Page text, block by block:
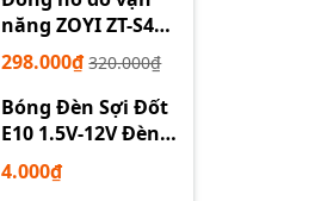
năng ZOYI ZT-S4
tự động
298.000₫ 320.000₫
Bóng Đèn Sợi Đốt
E10 1.5V-12V Đèn
Thí Nghiệm STEM
4.000₫